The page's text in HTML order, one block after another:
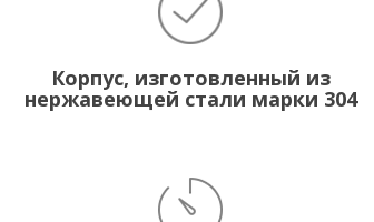
Корпус, изготовленный из
нержавеющей стали марки 304